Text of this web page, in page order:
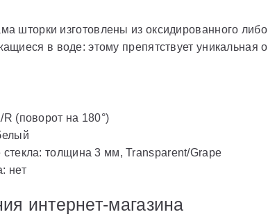
шторки изготовлены из оксидированного
в воде: этому препятствует уникальная
(поворот на 180°)
стекла: толщина 3 мм, Transparent/Grape
нет
интернет-магазина